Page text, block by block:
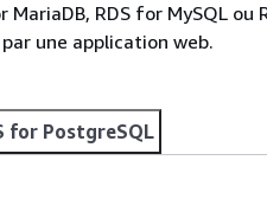
RDS for MySQL ou
une application web.
for PostgreSQL